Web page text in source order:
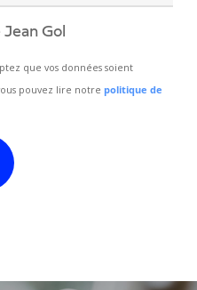
Gol
que vos données soient
pouvez lire notrepolitique de